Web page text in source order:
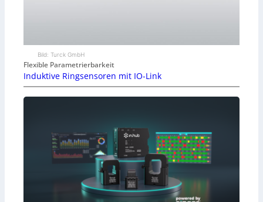
Bild: Turck GmbH
Flexible Parametrierbarkeit
Induktive Ringsensoren mit IO-Link